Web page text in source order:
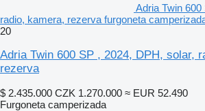
Adria Twin
radio, kamera, rezerva furgoneta
20
Adria Twin 600 SP , 2024, DPH, solar,
rezerva
$ 2.435.000 CZK 1.270.000 ≈ EUR 52.490
Furgoneta camperizada